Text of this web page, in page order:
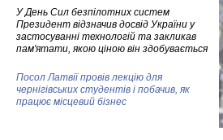
У День Сил безпілотних систем
Президент відзначив досвід України у
застосуванні технологій та закликав
пам'ятати, якою ціною він здобувається
Посол Латвії провів лекцію для
чернігівських студентів і побачив, як
працює місцевий бізнес